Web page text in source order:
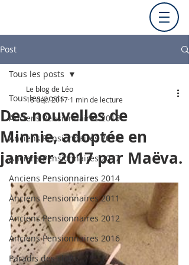
Post
Tous les posts
Anciens Pensionnaires 2015
Anciens Pensionnaires 2013
Anciens Pensionnaires 2017
Anciens Pensionnaires 2014
Anciens Pensionnaires 2011
Anciens Pensionnaires 2012
Anciens Pensionnaires 2016
Paradis des chats
Tous les posts
Des nouvelles de
Minnie, adoptée en
janvier 2017 par Maëva.
Le blog de Léo
18 déc. 2017 1 min de lecture